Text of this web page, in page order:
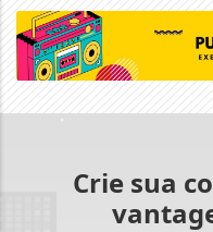
Crie sua